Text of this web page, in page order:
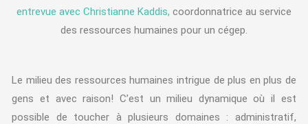
entrevue avec Christianne Kaddis, coordonnatrice au service
des ressources humaines pour un cégep.
Le milieu des ressources humaines intrigue de plus en plus de
gens et avec raison! C’est un milieu dynamique où il est
possible de toucher à plusieurs domaines : administratif,